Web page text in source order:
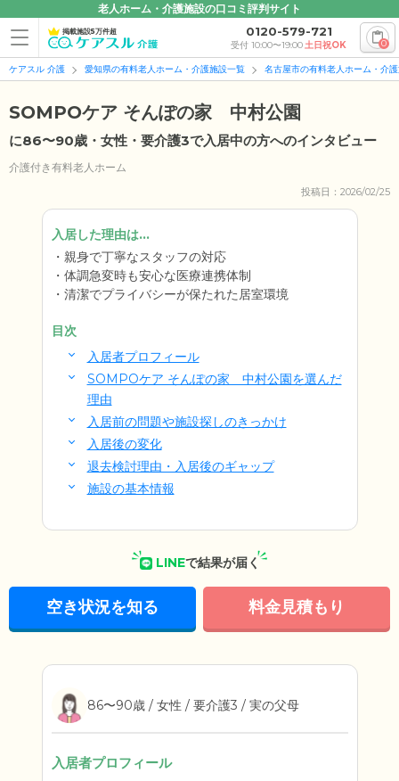
老人ホーム・介護施設の口コミ評判サイト
掲載施設5万件超 0120-579-721
受付 10:00〜19:00土日祝OK 0
ケアスル 介護 愛知県の有料老人ホーム・介護施設一覧 名古屋市の有料老人ホーム・介
SOMPOケア そんぽの家 中村公園
に86〜90歳・女性・要介護3で入居中の方へのインタビュー
介護付き有料老人ホーム
投稿日：2026/02/25
入居した理由は...
親身で丁寧なスタッフの対応
体調急変時も安心な医療連携体制
清潔でプライバシーが保たれた居室環境
目次
入居者プロフィール
SOMPOケア そんぽの家 中村公園を選んだ
理由
入居前の問題や施設探しのきっかけ
入居後の変化
退去検討理由・入居後のギャップ
施設の基本情報
LINEで結果が届く
空き状況を知る 料金見積もり
86〜90歳 / 女性 / 要介護3 / 実の父母
入居者プロフィール